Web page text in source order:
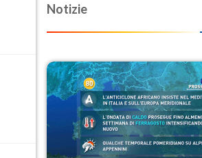
Notizie